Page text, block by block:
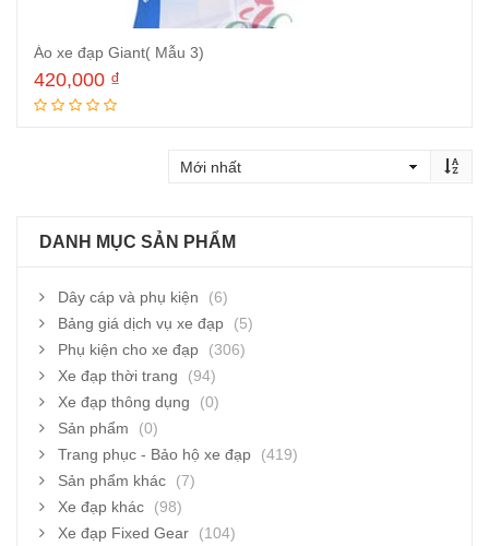
Áo xe đạp Giant( Mẫu 3)
420,000 ₫
DANH MỤC SẢN PHẨM
Dây cáp và phụ kiện
(6)
Bảng giá dịch vụ xe đạp
(5)
Phụ kiện cho xe đạp
(306)
Xe đạp thời trang
(94)
Xe đạp thông dụng
(0)
Sản phẩm
(0)
Trang phục - Bảo hộ xe đạp
(419)
Sản phẩm khác
(7)
Xe đạp khác
(98)
Xe đạp Fixed Gear
(104)